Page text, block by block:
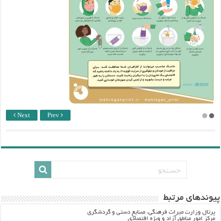
Next Prev
پيوندهاي مرتبط
پرتال وزارت ميراث فرهنگي، صنایع دستی و گردشگري
مرکز امور مناطق آزاد و ویژه اقتصادی